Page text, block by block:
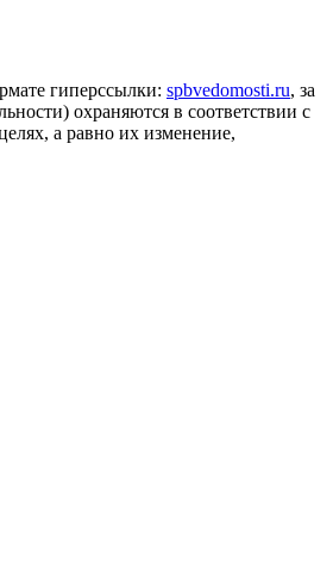
гиперссылки: spbvedomosti.ru, за
охраняются в соответствии с
а равно их изменение,